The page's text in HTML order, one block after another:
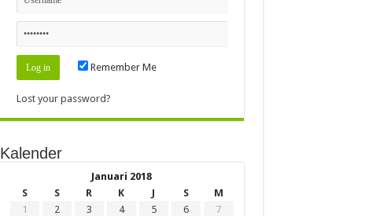
Remember Me
Lost your password?
Kalender
Januari 2018
S
S R K J S
M
1
2 3 4 5 6
7